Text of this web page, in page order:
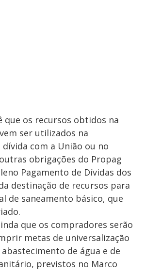
que os recursos obtidos na
ser utilizados na
com a União ou no
obrigações do Propag
Pagamento de Dívidas dos
destinação de recursos para
de saneamento básico, que
que os compradores serão
metas de universalização
de água e de
previstos no Marco